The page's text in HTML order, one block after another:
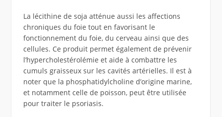
La lécithine de soja atténue aussi les affections
chroniques du foie tout en favorisant le
fonctionnement du foie, du cerveau ainsi que des
cellules. Ce produit permet également de prévenir
l’hypercholestérolémie et aide à combattre les
cumuls graisseux sur les cavités artérielles. Il est à
noter que la phosphatidylcholine d’origine marine,
et notamment celle de poisson, peut être utilisée
pour traiter le psoriasis.